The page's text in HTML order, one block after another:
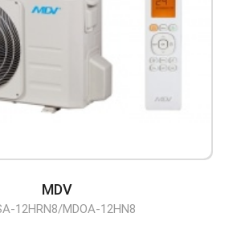
MDV
12HRN8/MDOA-12HN8